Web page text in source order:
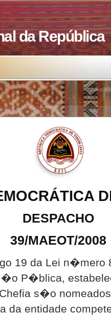
da República
DESPACHO
39/MAEOT/2008
19 da Lei n�mero
P�blica,
s�o
da entidade